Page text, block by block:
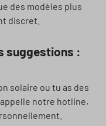
des modèles plus
discret.
suggestions :
solaire ou tu as des
notre hotline,